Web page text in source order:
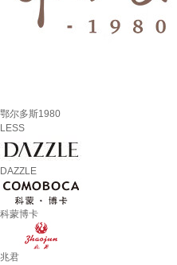
鄂尔多斯1980
LESS
DAZZLE
科蒙博卡
兆君